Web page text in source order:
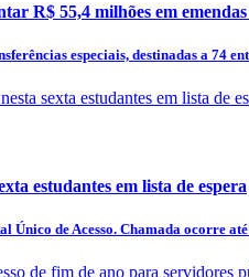
R$ 55,4 milhões em emendas
especiais, destinadas a 74
estudantes em lista de espera
Único de Acesso. Chamada ocorre